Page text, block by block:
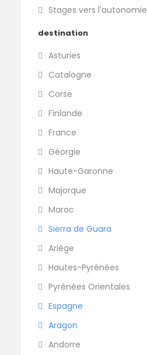
Stages vers l'autonomie
destination
Asturies
Catalogne
Corse
Finlande
France
Géorgie
Haute-Garonne
Majorque
Maroc
Sierra de Guara
Ariège
Hautes-Pyrénées
Pyrénées Orientales
Espagne
Aragon
Andorre